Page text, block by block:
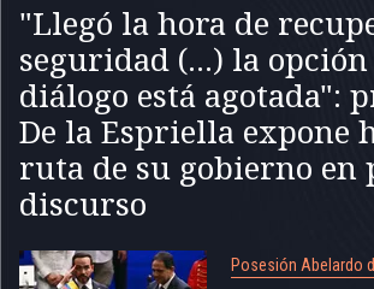
"Llegó la hora de
seguridad (...) la
diálogo está agotada":
De la Espriella expone
ruta de su gobierno en
discurso
Posesión Abelardo